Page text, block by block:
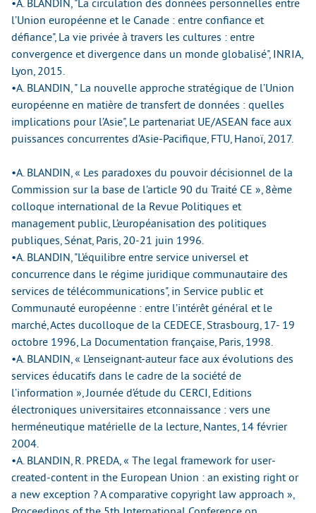
•A. BLANDIN, "La circulation des données personnelles entre
l’Union européenne et le Canade : entre confiance et
défiance", La vie privée à travers les cultures : entre
convergence et divergence dans un monde globalisé", INRIA,
Lyon, 2015.
•A. BLANDIN, " La nouvelle approche stratégique de l’Union
européenne en matière de transfert de données : quelles
implications pour l’Asie", Le partenariat UE/ASEAN face aux
puissances concurrentes d’Asie-Pacifique, FTU, Hanoï, 2017.
•A. BLANDIN, « Les paradoxes du pouvoir décisionnel de la
Commission sur la base de l’article 90 du Traité CE », 8ème
colloque international de la Revue Politiques et
management public, L’européanisation des politiques
publiques, Sénat, Paris, 20-21 juin 1996.
•A. BLANDIN, "L’équilibre entre service universel et
concurrence dans le régime juridique communautaire des
services de télécommunications", in Service public et
Communauté européenne : entre l’intérêt général et le
marché, Actes ducolloque de la CEDECE, Strasbourg, 17- 19
octobre 1996, La Documentation française, Paris, 1998.
•A. BLANDIN, « L’enseignant-auteur face aux évolutions des
services éducatifs dans le cadre de la société de
l’information », Journée d’étude du CERCI, Editions
électroniques universitaires etconnaissance : vers une
herméneutique matérielle de la lecture, Nantes, 14 février
2004.
•A. BLANDIN, R. PREDA, « The legal framework for user-
created-content in the European Union : an existing right or
a new exception ? A comparative copyright law approach »,